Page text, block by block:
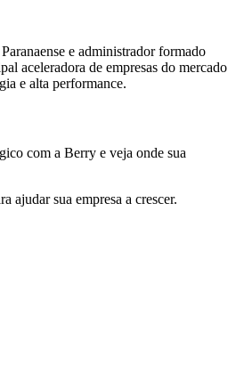
e administrador formado
aceleradora de empresas do mercado
e alta performance.
com a Berry e veja onde sua
ajudar sua empresa a crescer.